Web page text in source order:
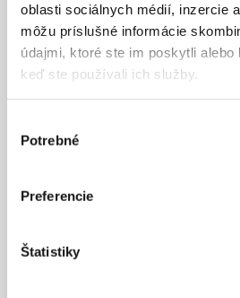
oblasti sociálnych médií, inzercie
môžu príslušné informácie
údajmi, ktoré ste im poskytli alebo
keď ste používali ich služby.
súhlasu
Potrebné
Preferencie
Štatistiky